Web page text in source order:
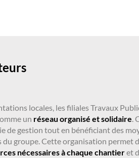
locales, les filiales Travaux
un réseau organisé et solidaire.
de gestion tout en bénéficiant des
du groupe. Cette organisation permet
nécessaires à chaque chantieret